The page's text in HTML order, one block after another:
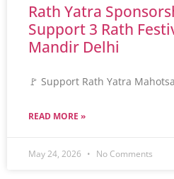
Rath Yatra
Support 3 Rath
Mandir Delhi
🚩 Support Rath Yatra
READ MORE »
May 24, 2026 No Comments